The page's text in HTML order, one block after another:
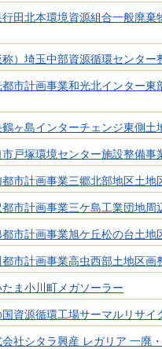
田北本環境資源組合一般廃棄
）埼玉中部資源循環センター
市計画事業和光北インター東
ヶ島インターチェンジ東側土
戸塚環境センター施設整備事
市計画事業三郷北部地区土地
市計画事業三ケ島工業団地周
市計画事業旭ケ丘松の台土地
市計画事業高虫西部土地区画
ま小川町メガソーラー
資源循環工場サーマルリサイ
社シタラ興産 レガリア 一廃